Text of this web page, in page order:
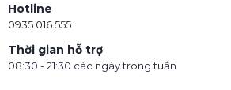
Hotline
0935.016.555
Thời gian hỗ trợ
08:30 - 21:30 các ngày trong tuần